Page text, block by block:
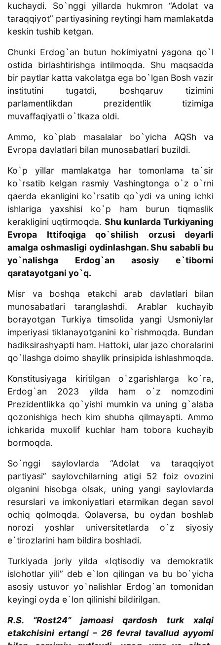
kuchaydi. So`nggi yillarda hukmron “Adolat va
taraqqiyot” partiyasining reytingi ham mamlakatda
keskin tushib ketgan.
Chunki Erdog`an butun hokimiyatni yagona qo`l
ostida birlashtirishga intilmoqda. Shu maqsadda
bir paytlar katta vakolatga ega bo`lgan Bosh vazir
institutini tugatdi, boshqaruv tizimini
parlamentlikdan prezidentlik tizimiga
muvaffaqiyatli o`tkaza oldi.
Ammo, ko`plab masalalar bo`yicha AQSh va
Evropa davlatlari bilan munosabatlari buzildi.
Ko`p yillar mamlakatga har tomonlama ta`sir
ko`rsatib kelgan rasmiy Vashingtonga o`z o`rni
qaerda ekanligini ko`rsatib qo`ydi va uning ichki
ishlariga yaxshisi ko`p ham burun tiqmaslik
kerakligini uqtirmoqda. Shu kunlarda Turkiyaning
Evropa Ittifoqiga qo`shilish orzusi deyarli
amalga oshmasligi oydinlashgan. Shu sababli bu
yo`nalishga Erdog`an asosiy e`tiborni
qaratayotgani yo`q.
Misr va boshqa etakchi arab davlatlari bilan
munosabatlari taranglashdi. Arablar kuchayib
borayotgan Turkiya timsolida yangi Usmoniylar
imperiyasi tiklanayotganini ko`rishmoqda. Bundan
hadiksirashyapti ham. Hattoki, ular jazo choralarini
qo`llashga doimo shaylik prinsipida ishlashmoqda.
Konstitusiyaga kiritilgan o`zgarishlarga ko`ra,
Erdog`an 2023 yilda ham o`z nomzodini
Prezidentlikka qo`yishi mumkin va uning g`alaba
qozonishiga hech kim shubha qilmayapti. Ammo
ichkarida muxolif kuchlar ham tobora kuchayib
bormoqda.
So`nggi saylovlarda “Adolat va taraqqiyot
partiyasi” saylovchilarning atigi 52 foiz ovozini
olganini hisobga olsak, uning yangi saylovlarda
resurslari va imkoniyatlari etarmikan degan savol
ochiq qolmoqda. Qolaversa, bu oydan boshlab
norozi yoshlar universitetlarda o`z siyosiy
e`tirozlarini ham bildira boshladi.
Turkiyada joriy yilda «Iqtisodiy va demokratik
islohotlar yili” deb e`lon qilingan va bu bo`yicha
asosiy ustuvor yo`nalishlar Erdog`an tomonidan
keyingi oyda e`lon qilinishi bildirilgan.
R.S. “Rost24” jamoasi qardosh turk xalqi
etakchisini ertangi – 26 fevral tavallud ayyomi